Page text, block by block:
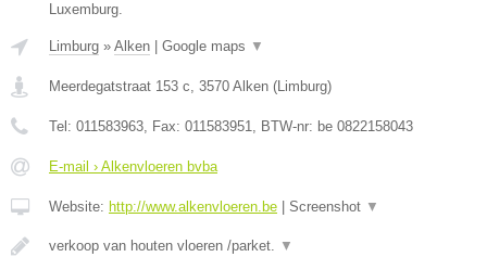
Luxemburg.
Limburg » Alken Google maps ▼
Meerdegatstraat 153 c, 3570 Alken (Limburg)
Tel: 011583963, Fax: 011583951, BTW-nr: be 0822158043
E-mail › Alkenvloeren bvba
Website: http://www.alkenvloeren.be Screenshot ▼
verkoop van houten vloeren /parket. ▼